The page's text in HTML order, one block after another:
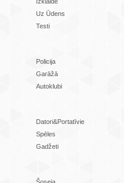
Uz Ūdens
Testi
Policija
Garāžā
Autoklubi
Datori&Portatīvie
Spēles
Gadžeti